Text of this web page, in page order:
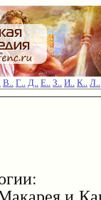
В..Г..Д..Е..З..И..К..Л..